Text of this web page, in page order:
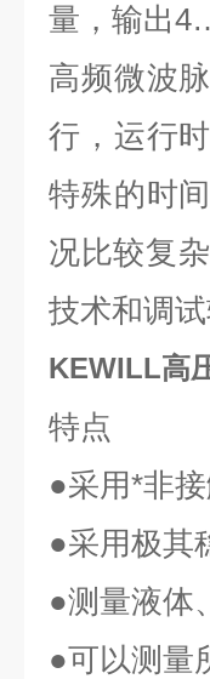
量，输出
高频微波
行，运行
特殊的时
况比较复
技术和调
KEWILL高
特点
●采用*非
●采用极其
●测量液体
●可以测量